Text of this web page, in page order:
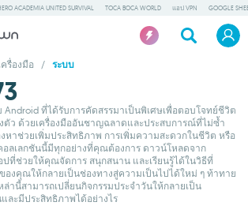
ACADEMIA UNITED SURVIVAL TOCA BOCA WORLD แอป VPN GOOGLE
ครื่องมือ / ระบบ
Android ที่ได้รับการคัดสรรมาเป็นพิเศษเพื่อตอบโจทย์ชีวิต
ตัว ด้วยเครื่องมืออันชาญฉลาดและประสบการณ์ที่ไม่ซ้ำ
หาช่วยเพิ่มประสิทธิภาพ การเพิ่มความสะดวกในชีวิต หรือ
อลเลกชันนี้มีทุกอย่างที่คุณต้องการ ดาวน์โหลดจาก
ที่ช่วยให้คุณจัดการ สนุกสนาน และเรียนรู้ได้ในวิธีที่
องคุณให้กลายเป็นช่องทางสู่ความเป็นไปได้ใหม่ ๆ ท้าทาย
านี้สามารถเปลี่ยนกิจกรรมประจำวันให้กลายเป็น
ละมีประสิทธิภาพได้อย่างไร